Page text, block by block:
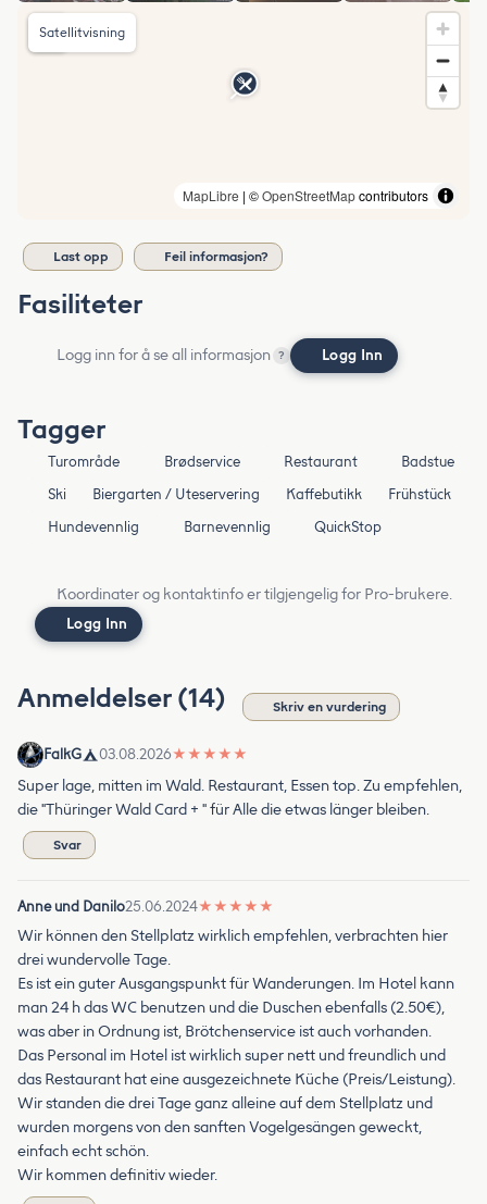
MapLibre | ©OpenStreetMapcontributors
Satellitvisning
Last opp Feil informasjon?
Fasiliteter
Logg inn for å se all informasjon ? Logg Inn
Tagger
Turområde Brødservice Restaurant
Badstue
Ski
Biergarten / Uteservering Kaffebutikk
Frühstück
Hundevennlig
Barnevennlig QuickStop
Koordinater og kontaktinfo er tilgjengelig for Pro-brukere.
Logg Inn
Anmeldelser (14) Skriv en vurdering
FalkG 03.08.2026★ ★ ★ ★ ★
Super lage, mitten im Wald. Restaurant, Essen top. Zu empfehlen,
die "Thüringer Wald Card + " für Alle die etwas länger bleiben.
Svar
Anne und Danilo25.06.2024★ ★ ★ ★ ★
Wir können den Stellplatz wirklich empfehlen, verbrachten hier
drei wundervolle Tage.
Es ist ein guter Ausgangspunkt für Wanderungen. Im Hotel kann
man 24 h das WC benutzen und die Duschen ebenfalls (2.50€),
was aber in Ordnung ist, Brötchenservice ist auch vorhanden.
Das Personal im Hotel ist wirklich super nett und freundlich und
das Restaurant hat eine ausgezeichnete Küche (Preis/Leistung).
Wir standen die drei Tage ganz alleine auf dem Stellplatz und
wurden morgens von den sanften Vogelgesängen geweckt,
einfach echt schön.
Wir kommen definitiv wieder.